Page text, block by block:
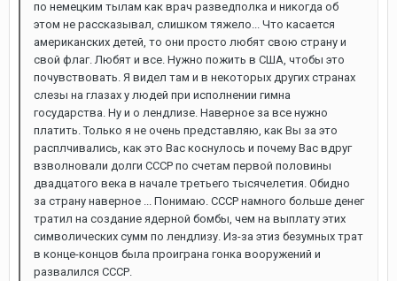
по немецким тылам как врач разведполка и никогда об
этом не рассказывал, слишком тяжело... Что касается
американских детей, то они просто любят свою страну и
свой флаг. Любят и все. Нужно пожить в США, чтобы это
почувствовать. Я видел там и в некоторых других странах
слезы на глазах у людей при исполнении гимна
государства. Ну и о лендлизе. Наверное за все нужно
платить. Только я не очень представляю, как Вы за это
расплчивались, как это Вас коснулось и почему Вас вдруг
взволновали долги СССР по счетам первой половины
двадцатого века в начале третьего тысячелетия. Обидно
за страну наверное ... Понимаю. СССР намного больше денег
тратил на создание ядерной бомбы, чем на выплату этих
символических сумм по лендлизу. Из-за этиз безумных трат
в конце-концов была проиграна гонка вооружений и
развалился СССР.